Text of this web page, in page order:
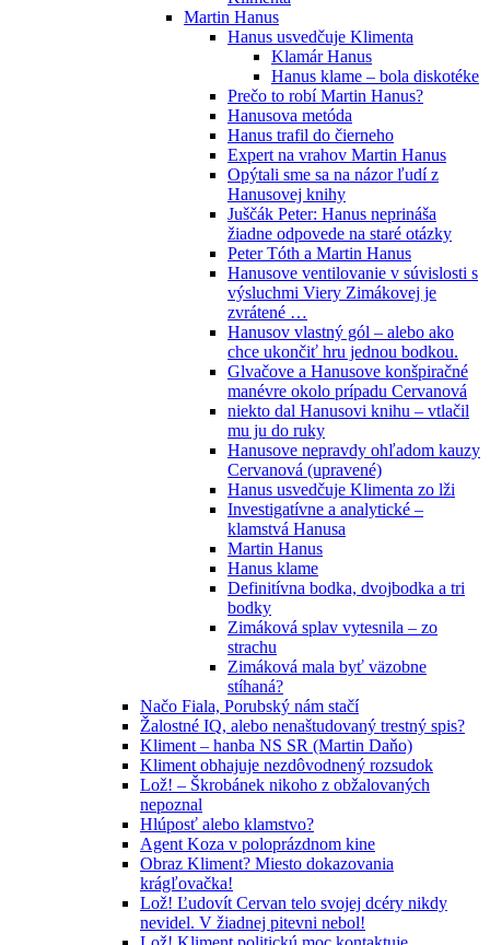
Martin Hanus
Hanus usvedčuje Klimenta
Klamár Hanus
Hanus klame – bola diskotéke
Prečo to robí Martin Hanus?
Hanusova metóda
Hanus trafil do čierneho
Expert na vrahov Martin Hanus
Opýtali sme sa na názor ľudí z
Hanusovej knihy
Juščák Peter: Hanus neprináša
žiadne odpovede na staré otázky
Peter Tóth a Martin Hanus
Hanusove ventilovanie v súvislosti s
výsluchmi Viery Zimákovej je
zvrátené …
Hanusov vlastný gól – alebo ako
chce ukončiť hru jednou bodkou.
Glvačove a Hanusove konšpiračné
manévre okolo prípadu Cervanová
niekto dal Hanusovi knihu – vtlačil
mu ju do ruky
Hanusove nepravdy ohľadom kauzy
Cervanová (upravené)
Hanus usvedčuje Klimenta zo lži
Investigatívne a analytické –
klamstvá Hanusa
Martin Hanus
Hanus klame
Definitívna bodka, dvojbodka a tri
bodky
Zimáková splav vytesnila – zo
strachu
Zimáková mala byť väzobne
stíhaná?
Načo Fiala, Porubský nám stačí
Žalostné IQ, alebo nenaštudovaný trestný spis?
Kliment – hanba NS SR (Martin Daňo)
Kliment obhajuje nezdôvodnený rozsudok
Lož! – Škrobánek nikoho z obžalovaných
nepoznal
Hlúposť alebo klamstvo?
Agent Koza v poloprázdnom kine
Obraz Kliment? Miesto dokazovania
krágľovačka!
Lož! Ľudovít Cervan telo svojej dcéry nikdy
nevidel. V žiadnej pitevni nebol!